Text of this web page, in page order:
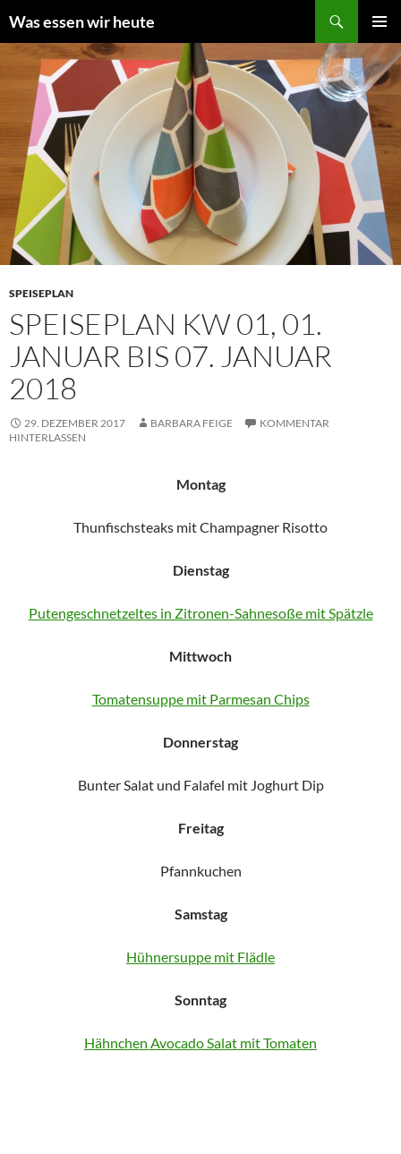
Inhalt
springen
Was essen wir heute
MENÜ
SPEISEPLAN
SPEISEPLAN KW 01, 01.
JANUAR BIS 07. JANUAR
2018
29. DEZEMBER 2017 BARBARA FEIGE
KOMMENTAR
HINTERLASSEN
Montag
Thunfischsteaks mit Champagner Risotto
Dienstag
Putengeschnetzeltes in Zitronen-Sahnesoße mit Spätzle
Mittwoch
Tomatensuppe mit Parmesan Chips
Donnerstag
Bunter Salat und Falafel mit Joghurt Dip
Freitag
Pfannkuchen
Samstag
Hühnersuppe mit Flädle
Sonntag
Hähnchen Avocado Salat mit Tomaten